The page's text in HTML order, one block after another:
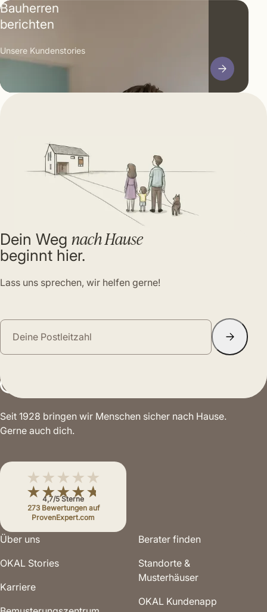
Bauherren
berichten
Unsere Kunden­stories
Dein Wegnach Hause
beginnt hier.
Lass uns sprechen, wir helfen gerne!
Seit 1928 bringen wir Menschen sicher nach Hause.
Gerne auch dich.
★★★★★
★★★★★
4,7/5 Sterne
273 Bewertungen auf
ProvenExpert.com
Über uns
OKAL Stories
Karriere
Berater finden
Standorte &
Musterhäuser
OKAL Kundenapp